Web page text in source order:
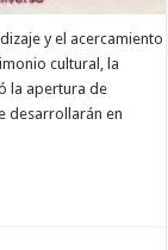
y el acercamiento
cultural, la
la apertura de
desarrollarán en